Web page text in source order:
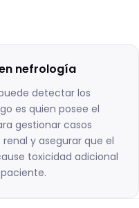
nefrología
detectar los
es quien posee el
gestionar casos
y asegurar que el
toxicidad adicional